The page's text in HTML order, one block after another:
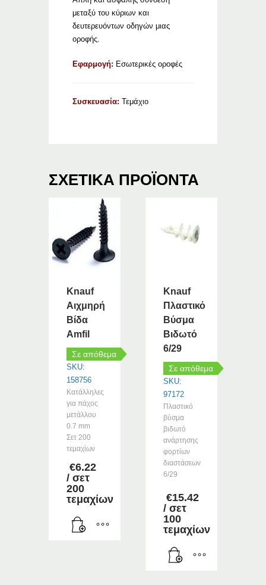
μεταξύ του κύριων και
δευτερευόντων οδηγών μιας
οροφής.
Εφαρμογή: Εσωτερικές οροφές
Συσκευασία: Τεμάχιο
ΣΧΕΤΙΚΆ ΠΡΟΪΌΝΤΑ
Knauf
Αιχμηρή
Βίδα
Amfil
Σε απόθεμα
SKU:
158756
Κατάλληλες
για πάχος
μετάλλου
0.7 mm
Σετ 200
τεμαχίων
€6.22
/ σετ
200
τεμαχίων
Knauf
Πλαστικό
Βύσμα
Βιδωτό
6/29
Σε απόθεμα
SKU:
97172
Πλαστικό
βύσμα
βιδωτό
ανάρτησης
φορτίων
διαστάσεων
6/29
€15.42
/ σετ
100
τεμαχίων